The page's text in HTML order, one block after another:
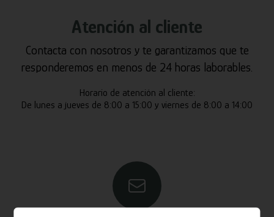
Atención al cliente
Contacta con nosotros y te garantizamos que te
responderemos en menos de 24 horas laborables.
Horario de atención al cliente:
De lunes a jueves de 8:00 a 15:00 y viernes de 8:00 a 14:00